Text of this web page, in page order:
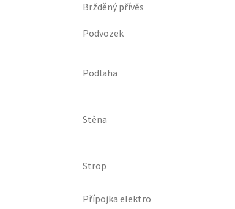
Bržděný přívěs
Podvozek
Podlaha
Stěna
Strop
Přípojka elektro